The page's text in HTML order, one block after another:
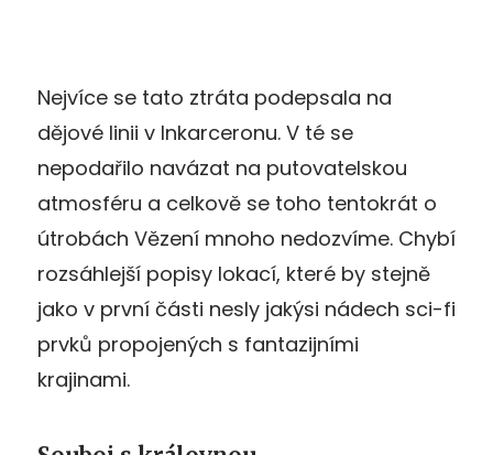
Nejvíce se tato ztráta podepsala na
dějové linii v Inkarceronu. V té se
nepodařilo navázat na putovatelskou
atmosféru a celkově se toho tentokrát o
útrobách Vězení mnoho nedozvíme. Chybí
rozsáhlejší popisy lokací, které by stejně
jako v první části nesly jakýsi nádech sci-fi
prvků propojených s fantazijními
krajinami.